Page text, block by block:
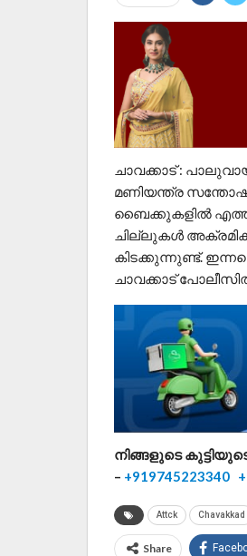
ചാവക്കാട് :
മണിയന്ത്ര
ബൈക്കുകളിൽ
ചില്ലുകൾ
കിടക്കുന്നുണ്ട്.
ചാവക്കാട്
നിങ്ങളുടെ
– +919745223340
Attck Chavakkad
Share